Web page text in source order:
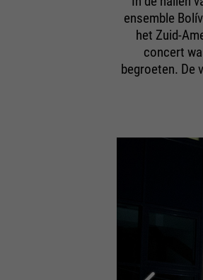
ensemble
het Zuid-
concert
begroeten. De